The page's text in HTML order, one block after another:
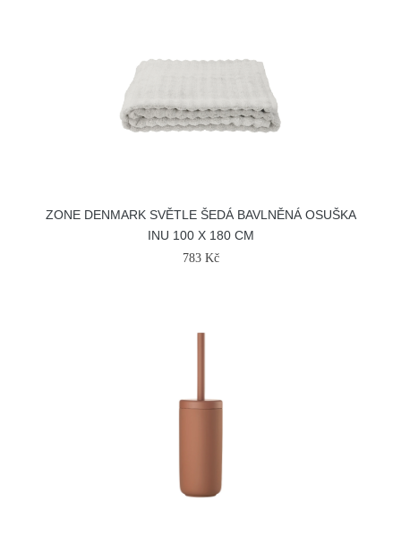
ZONE DENMARK SVĚTLE ŠEDÁ BAVLNĚNÁ OSUŠKA
INU 100 X 180 CM
783 Kč